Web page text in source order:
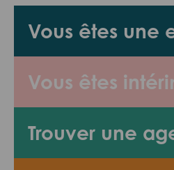
Vous êtes une
Vous êtes
Trouver une